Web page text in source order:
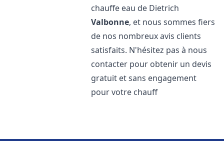
chauffe eau de Dietrich
Valbonne, et nous sommes fiers
de nos nombreux avis clients
satisfaits. N'hésitez pas à nous
contacter pour obtenir un devis
gratuit et sans engagement
pour votre chauff